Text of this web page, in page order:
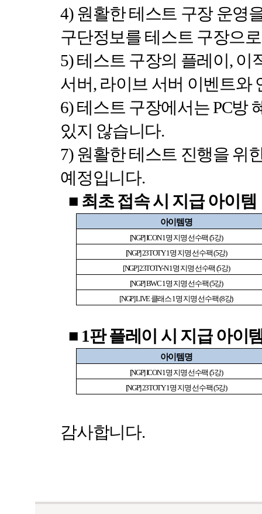
4) 원활한 테스트 구장 운영
구단정보를 테스트 구장으
5)테스트 구장의 플레이, 이
서버, 라이브 서버 이벤트와
6)테스트 구장에서는PC방
있지 않습니다.
7) 원활한 테스트 진행을 위
예정입니다.
■ 최초 접속 시 지급 아이템
아이템명
[NGP] ICON 1명 지명 선수팩 (5강)
[NGP] 23TOTY 1명 지명 선수팩(5강)
[NGP] 23TOTY-N 1명 지명 선수팩 (5강)
[NGP] BWC 1명 지명 선수팩(5강)
[NGP] LIVE클래스1명 지명 선수팩(8강)
■ 1판 플레이 시 지급 아이
아이템명
[NGP] ICON 1명 지명 선수팩 (5강)
[NGP] 23TOTY 1명 지명 선수팩(5강)
감사합니다.